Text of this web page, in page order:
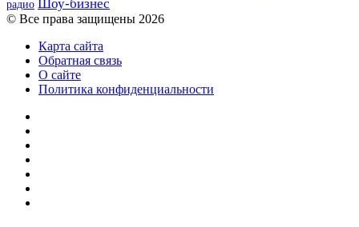
радио Шоу-бизнес
© Все права защищены 2026
Карта сайта
Обратная связь
О сайте
Политика конфиденциальности